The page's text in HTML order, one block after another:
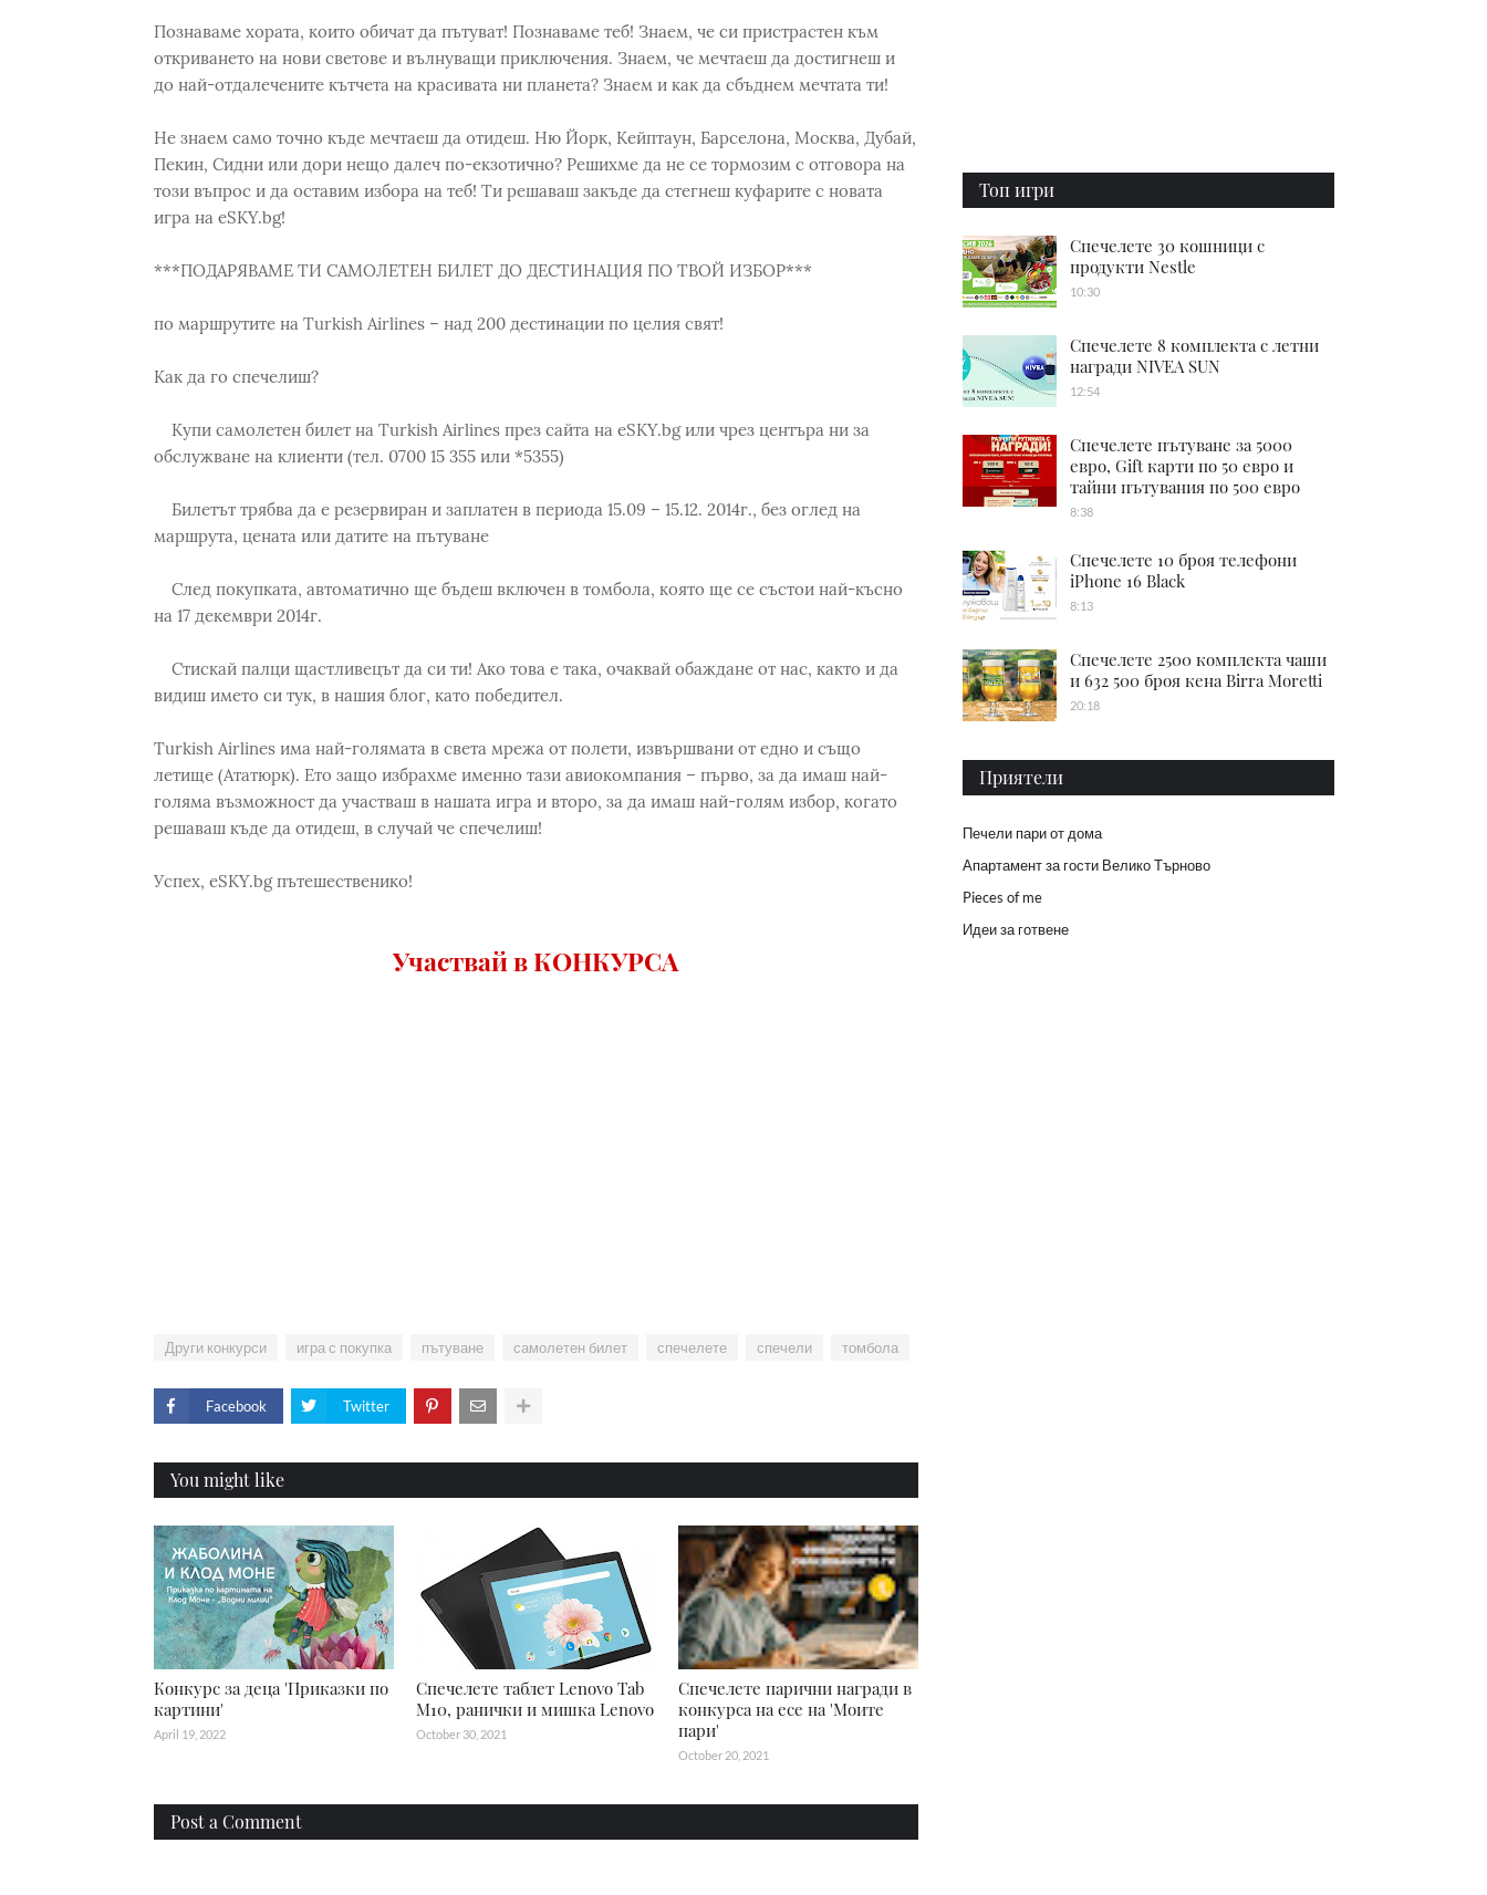
Познаваме хората, които обичат да пътуват! Познаваме теб! Знаем, че си пристрастен към
откриването на нови светове и вълнуващи приключения. Знаем, че мечтаеш да достигнеш и
до най-отдалечените кътчета на красивата ни планета? Знаем и как да сбъднем мечтата ти!
Не знаем само точно къде мечтаеш да отидеш. Ню Йорк, Кейптаун, Барселона, Москва, Дубай,
Пекин, Сидни или дори нещо далеч по-екзотично? Решихме да не се тормозим с отговора на
този въпрос и да оставим избора на теб! Ти решаваш закъде да стегнеш куфарите с новата
игра на eSKY.bg!
***ПОДАРЯВАМЕ ТИ САМОЛЕТЕН БИЛЕТ ДО ДЕСТИНАЦИЯ ПО ТВОЙ ИЗБОР***
по маршрутите на Turkish Airlines – над 200 дестинации по целия свят!
Как да го спечелиш?
Купи самолетен билет на Turkish Airlines през сайта на eSKY.bg или чрез центъра ни за
обслужване на клиенти (тел. 0700 15 355 или *5355)
Билетът трябва да е резервиран и заплатен в периода 15.09 – 15.12. 2014г., без оглед на
маршрута, цената или датите на пътуване
След покупката, автоматично ще бъдеш включен в томбола, която ще се състои най-късно
на 17 декември 2014г.
Стискай палци щастливецът да си ти! Ако това е така, очаквай обаждане от нас, както и да
видиш името си тук, в нашия блог, като победител.
Turkish Airlines има най-голямата в света мрежа от полети, извършвани от едно и също
летище (Ататюрк). Ето защо избрахме именно тази авиокомпания – първо, за да имаш най-
голяма възможност да участваш в нашата игра и второ, за да имаш най-голям избор, когато
решаваш къде да отидеш, в случай че спечелиш!
Успех, eSKY.bg пътешественико!
Участвай в КОНКУРСА
Други конкурси игра с покупка пътуване самолетен билет спечелете спечели томбола
Facebook Twitter
You might like
Конкурс за деца 'Приказки по
картини'
April 19, 2022
Спечелете таблет Lenovo Tab
M10, ранички и мишка Lenovo
October 30, 2021
Спечелете парични награди в
конкурса на есе на 'Моите
пари'
October 20, 2021
Post a Comment
Топ игри
Спечелете 30 кошници с
продукти Nestle
10:30
Спечелете 8 комплекта с летни
награди NIVEA SUN
12:54
Спечелете пътуване за 5000
евро, Gift карти по 50 евро и
тайни пътувания по 500 евро
8:38
Спечелете 10 броя телефони
iPhone 16 Black
8:13
Спечелете 2500 комплекта чаши
и 632 500 броя кена Birra Moretti
20:18
Приятели
Печели пари от дома
Апартамент за гости Велико Търново
Pieces of me
Идеи за готвене